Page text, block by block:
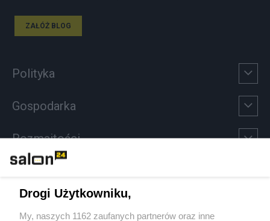
ZAŁÓŻ BLOG
Polityka
Gospodarka
Rozmaitości
Sport
Drogi Użytkowniku,
My, naszych 1162 zaufanych partnerów oraz inne